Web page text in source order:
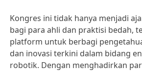
Kongres ini tidak hanya menjadi
bagi para ahli dan praktisi bedah,
platform untuk berbagi
dan inovasi terkini dalam bidang
robotik. Dengan menghadirkan